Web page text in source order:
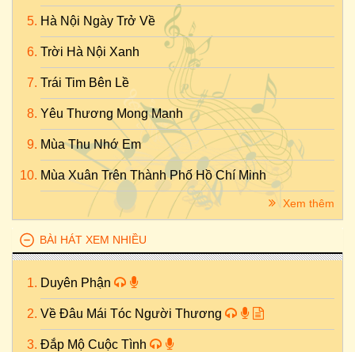
Hà Nội Ngày Trở Về
Trời Hà Nội Xanh
Trái Tim Bên Lề
Yêu Thương Mong Manh
Mùa Thu Nhớ Em
Mùa Xuân Trên Thành Phố Hồ Chí Minh
Xem thêm
BÀI HÁT XEM NHIỀU
Duyên Phận
Về Đâu Mái Tóc Người Thương
Đắp Mộ Cuộc Tình